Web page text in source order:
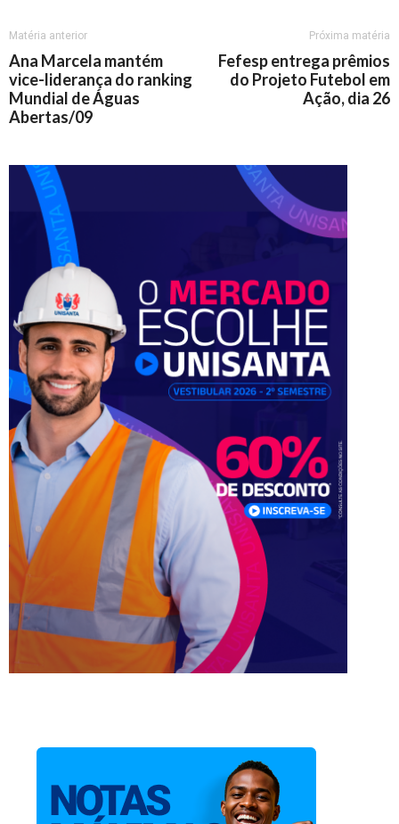
Matéria anterior
Ana Marcela mantém
vice-liderança do ranking
Mundial de Águas
Abertas/09
Próxima matéria
Fefesp entrega prêmios
do Projeto Futebol em
Ação, dia 26